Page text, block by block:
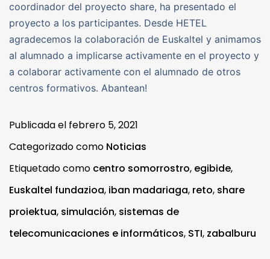
coordinador del proyecto share, ha presentado el
proyecto a los participantes. Desde HETEL
agradecemos la colaboración de Euskaltel y animamos
al alumnado a implicarse activamente en el proyecto y
a colaborar activamente con el alumnado de otros
centros formativos. Abantean!
Publicada el febrero 5, 2021
Categorizado como Noticias
Etiquetado como centro somorrostro, egibide,
Euskaltel fundazioa, iban madariaga, reto, share
proiektua, simulación, sistemas de
telecomunicaciones e informáticos, STI, zabalburu